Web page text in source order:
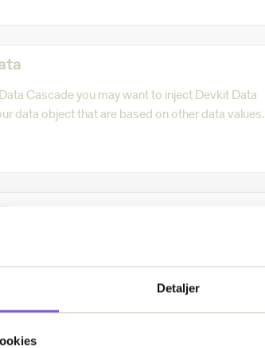
Detaljer
Cascade you may want to inject Devkit Data
data object that are based on other data values.
files.